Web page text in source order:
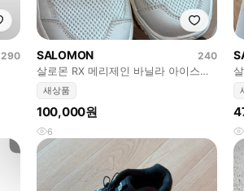
290
SALOMON
240
살로몬 RX 메리제인 바닐라 아이스
240
새상품
100,000원
6